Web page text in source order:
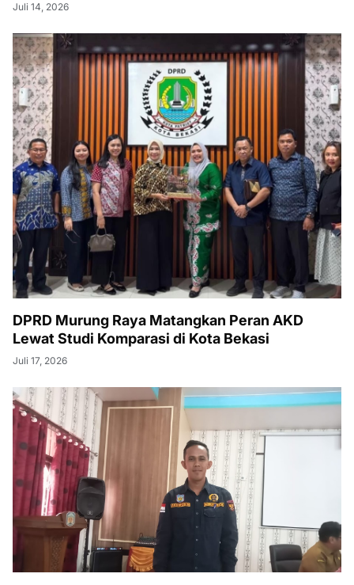
Juli 14, 2026
DPRD Murung Raya Matangkan Peran AKD
Lewat Studi Komparasi di Kota Bekasi
Juli 17, 2026